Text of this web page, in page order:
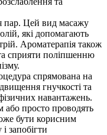
пар. Цей вид масажу
які допомагають
Ароматерапія також
сприяти поліпшенню
спрямована на
гнучкості та
навантажень.
або просто проводять
бути корисним
запобігти